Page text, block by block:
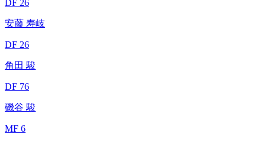
DF 26
安藤 寿岐
DF 26
角田 駿
DF 76
磯谷 駿
MF 6